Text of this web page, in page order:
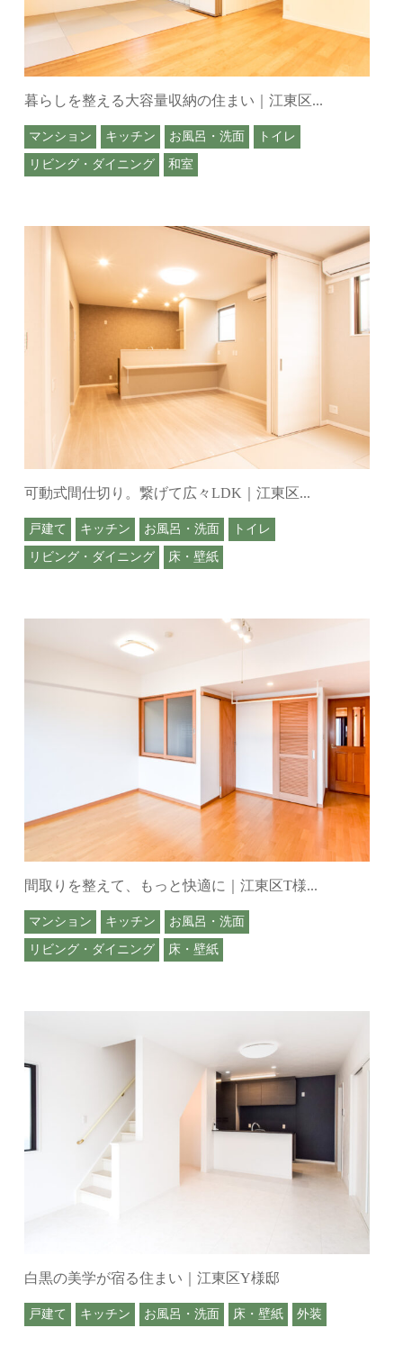
暮らしを整える大容量収納の住まい｜江東区...
マンション キッチン お風呂・洗面
トイレ
リビング・ダイニング
和室
可動式間仕切り。繋げて広々LDK｜江東区...
戸建て キッチン お風呂・洗面
トイレ
リビング・ダイニング
床・壁紙
間取りを整えて、もっと快適に｜江東区T様...
マンション キッチン
お風呂・洗面
リビング・ダイニング
床・壁紙
白黒の美学が宿る住まい｜江東区Y様邸
戸建て キッチン お風呂・洗面 床・壁紙 外装